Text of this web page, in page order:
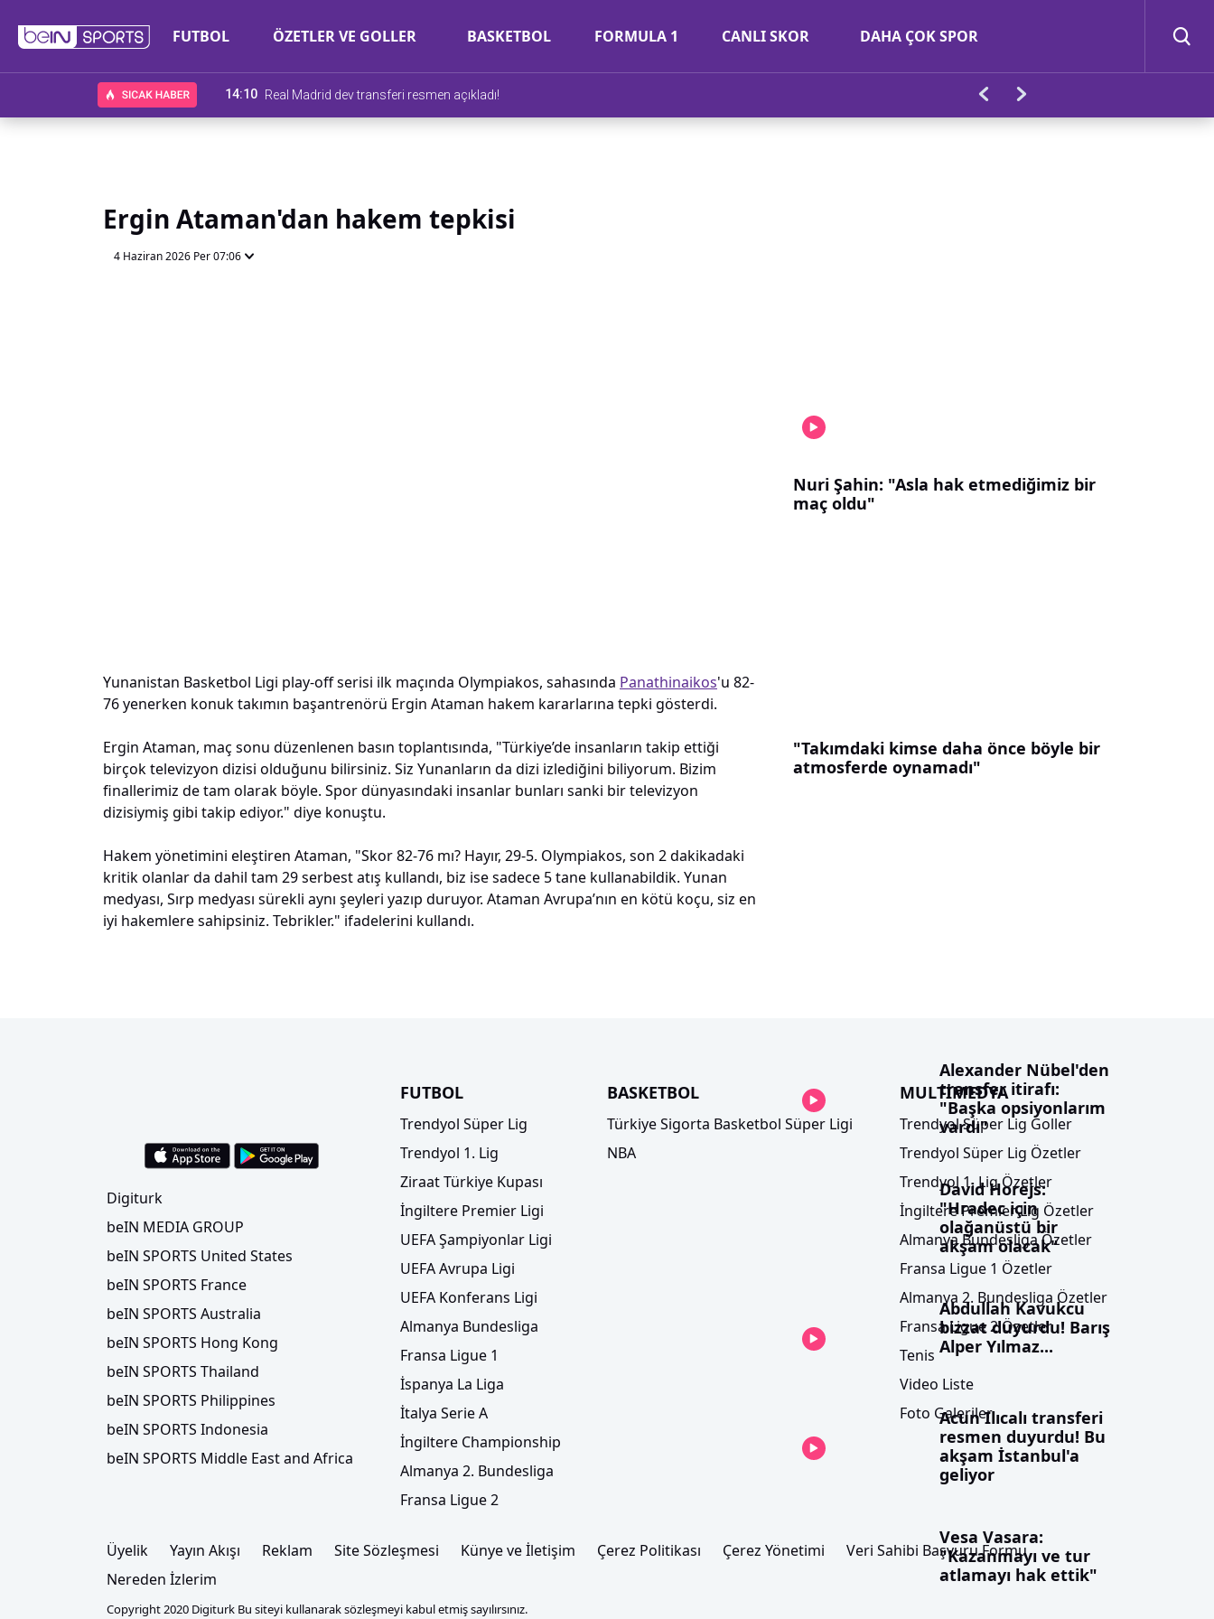
FUTBOL ÖZETLER VE GOLLER BASKETBOL FORMULA 1 CANLI SKOR DAHA ÇOK SPOR
14:10 Real Madrid dev transferi resmen açıkladı!
Ergin Ataman'dan hakem tepkisi
4 Haziran 2026 Per 07:06
Yunanistan Basketbol Ligi play-off serisi ilk maçında Olympiakos, sahasında Panathinaikos'u 82-
76 yenerken konuk takımın başantrenörü Ergin Ataman hakem kararlarına tepki gösterdi.
Ergin Ataman, maç sonu düzenlenen basın toplantısında, "Türkiye’de insanların takip ettiği
birçok televizyon dizisi olduğunu bilirsiniz. Siz Yunanların da dizi izlediğini biliyorum. Bizim
finallerimiz de tam olarak böyle. Spor dünyasındaki insanlar bunları sanki bir televizyon
dizisiymiş gibi takip ediyor." diye konuştu.
Hakem yönetimini eleştiren Ataman, "Skor 82-76 mı? Hayır, 29-5. Olympiakos, son 2 dakikadaki
kritik olanlar da dahil tam 29 serbest atış kullandı, biz ise sadece 5 tane kullanabildik. Yunan
medyası, Sırp medyası sürekli aynı şeyleri yazıp duruyor. Ataman Avrupa’nın en kötü koçu, siz en
iyi hakemlere sahipsiniz. Tebrikler." ifadelerini kullandı.
Nuri Şahin: "Asla hak etmediğimiz bir
maç oldu"
"Takımdaki kimse daha önce böyle bir
atmosferde oynamadı"
Alexander Nübel'den
transfer itirafı:
"Başka opsiyonlarım
vardı"
David Horejs:
"Hradec için
olağanüstü bir
akşam olacak"
Abdullah Kavukcu
bizzat duyurdu! Barış
Alper Yılmaz...
Acun Ilıcalı transferi
resmen duyurdu! Bu
akşam İstanbul'a
geliyor
Vesa Vasara:
"Kazanmayı ve tur
atlamayı hak ettik"
Digiturk
beIN MEDIA GROUP
beIN SPORTS United States
beIN SPORTS France
beIN SPORTS Australia
beIN SPORTS Hong Kong
beIN SPORTS Thailand
beIN SPORTS Philippines
beIN SPORTS Indonesia
beIN SPORTS Middle East and Africa
FUTBOL
Trendyol Süper Lig
Trendyol 1. Lig
Ziraat Türkiye Kupası
İngiltere Premier Ligi
UEFA Şampiyonlar Ligi
UEFA Avrupa Ligi
UEFA Konferans Ligi
Almanya Bundesliga
Fransa Ligue 1
İspanya La Liga
İtalya Serie A
İngiltere Championship
Almanya 2. Bundesliga
Fransa Ligue 2
BASKETBOL
Türkiye Sigorta Basketbol Süper Ligi
NBA
MULTİMEDYA
Trendyol Süper Lig Goller
Trendyol Süper Lig Özetler
Trendyol 1. Lig Özetler
İngiltere Premier Lig Özetler
Almanya Bundesliga Özetler
Fransa Ligue 1 Özetler
Almanya 2. Bundesliga Özetler
Fransa Ligue 2 Özetler
Tenis
Video Liste
Foto Galeriler
Üyelik Yayın Akışı Reklam Site Sözleşmesi Künye ve İletişim Çerez Politikası Çerez Yönetimi
Veri Sahibi Başvuru Formu
Nereden İzlerim
Copyright 2020 Digiturk Bu siteyi kullanarak sözleşmeyi kabul etmiş sayılırsınız.